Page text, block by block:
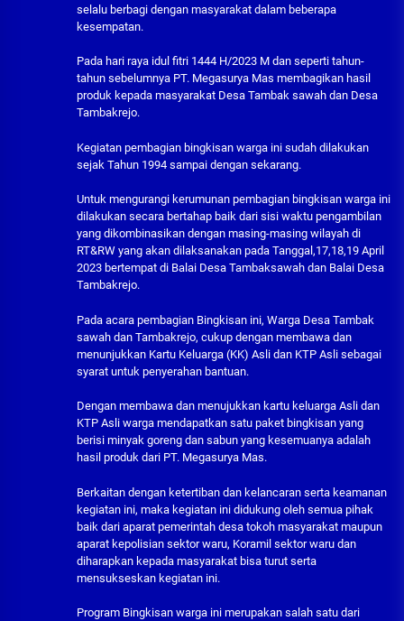
selalu berbagi dengan masyarakat dalam beberapa
kesempatan.
Pada hari raya idul fitri 1444 H/2023 M dan seperti tahun-
tahun sebelumnya PT. Megasurya Mas membagikan hasil
produk kepada masyarakat Desa Tambak sawah dan Desa
Tambakrejo.
Kegiatan pembagian bingkisan warga ini sudah dilakukan
sejak Tahun 1994 sampai dengan sekarang.
Untuk mengurangi kerumunan pembagian bingkisan warga ini
dilakukan secara bertahap baik dari sisi waktu pengambilan
yang dikombinasikan dengan masing-masing wilayah di
RT&RW yang akan dilaksanakan pada Tanggal,17,18,19 April
2023 bertempat di Balai Desa Tambaksawah dan Balai Desa
Tambakrejo.
Pada acara pembagian Bingkisan ini, Warga Desa Tambak
sawah dan Tambakrejo, cukup dengan membawa dan
menunjukkan Kartu Keluarga (KK) Asli dan KTP Asli sebagai
syarat untuk penyerahan bantuan.
Dengan membawa dan menujukkan kartu keluarga Asli dan
KTP Asli warga mendapatkan satu paket bingkisan yang
berisi minyak goreng dan sabun yang kesemuanya adalah
hasil produk dari PT. Megasurya Mas.
Berkaitan dengan ketertiban dan kelancaran serta keamanan
kegiatan ini, maka kegiatan ini didukung oleh semua pihak
baik dari aparat pemerintah desa tokoh masyarakat maupun
aparat kepolisian sektor waru, Koramil sektor waru dan
diharapkan kepada masyarakat bisa turut serta
mensukseskan kegiatan ini.
Program Bingkisan warga ini merupakan salah satu dari